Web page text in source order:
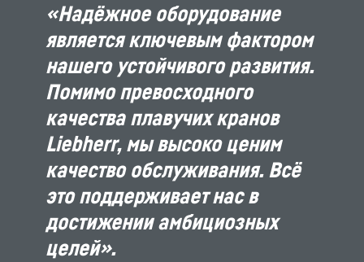
«Надёжное оборудование
является ключевым фактором
нашего устойчивого развития.
Помимо превосходного
качества плавучих кранов
Liebherr, мы высоко ценим
качество обслуживания. Всё
это поддерживает нас в
достижении амбициозных
целей».